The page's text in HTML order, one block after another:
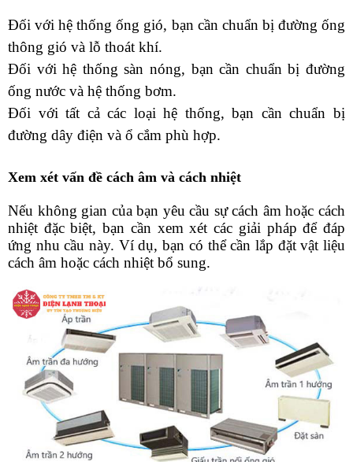
Đối với hệ thống ống gió, bạn cần chuẩn bị đường ống
thông gió và lỗ thoát khí.
Đối với hệ thống sàn nóng, bạn cần chuẩn bị đường
ống nước và hệ thống bơm.
Đối với tất cả các loại hệ thống, bạn cần chuẩn bị
đường dây điện và ổ cắm phù hợp.
Xem xét vấn đề cách âm và cách nhiệt
Nếu không gian của bạn yêu cầu sự cách âm hoặc cách
nhiệt đặc biệt, bạn cần xem xét các giải pháp để đáp
ứng nhu cầu này. Ví dụ, bạn có thể cần lắp đặt vật liệu
cách âm hoặc cách nhiệt bổ sung.